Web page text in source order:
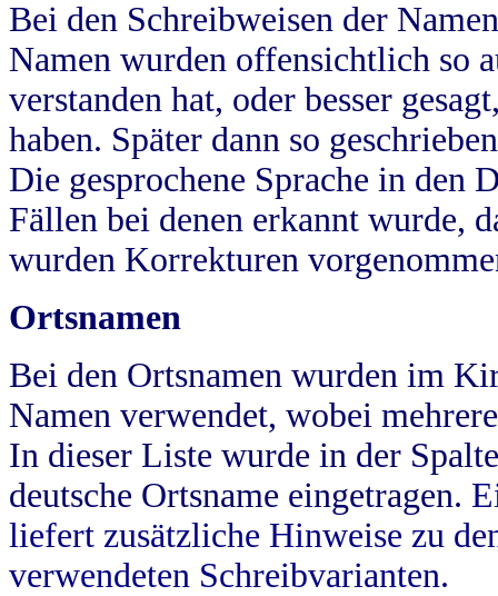
Bei den Schreibweisen der
Namen wurden offensichtlich so
verstanden hat, oder besser
haben. Später dann so
Die gesprochene Sprache in
Fällen bei denen erkannt wurde,
wurden Korrekturen
Ortsnamen
Bei den Ortsnamen wurden im
Namen verwendet, wobei
In dieser Liste wurde in der
deutsche Ortsname eingetragen.
liefert zusätzliche Hinweise zu
verwendeten Schreibvarianten.